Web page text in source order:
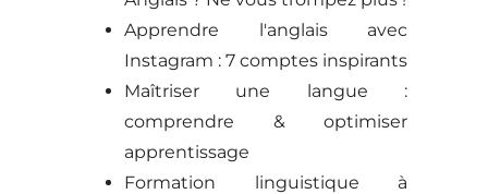
Apprendre l'anglais avec
Instagram : 7 comptes inspirants
Maîtriser une langue :
comprendre & optimiser
apprentissage
Formation linguistique à